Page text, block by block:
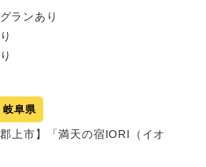
ランあり
岐阜県
郡上市】「満天の宿IORI（イオ